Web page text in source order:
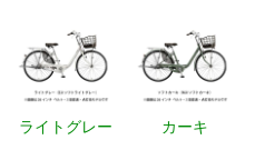
ライトグレー カーキ